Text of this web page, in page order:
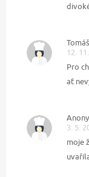
12.
Pro
ať
3. 5.
moje